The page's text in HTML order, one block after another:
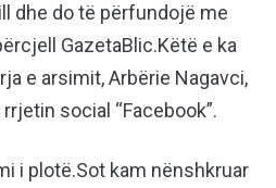
dhe do të përfundojë me
GazetaBlic.Këtë e ka
e arsimit, Arbërie Nagavci,
social “Facebook”.
i plotë.Sot kam nënshkruar